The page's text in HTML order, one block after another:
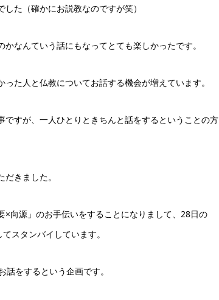
た（確かにお説教なのですが笑）
なんていう話にもなってとても楽しかったです。
た人と仏教についてお話する機会が増えています。
すが、一人ひとりときちんと話をするということの方
きました。
向源」のお手伝いをすることになりまして、28日の
スタンバイしています。
をするという企画です。